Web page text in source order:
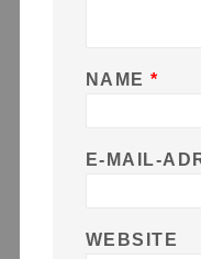
NAME*
E-MAIL-
WEBSITE